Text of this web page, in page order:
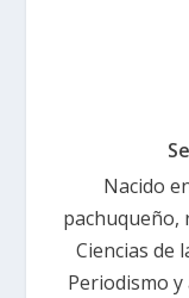
Nacido
pachuqueño,
Ciencias de
Periodismo